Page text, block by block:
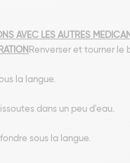
AVEC LES AUTRES
Renverser et tourner le
la langue.
dans un peu d'eau.
sous la langue.